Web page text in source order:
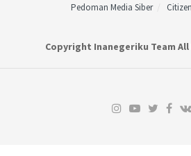
Pedoman Media Siber
Copyright Inanegeriku Team